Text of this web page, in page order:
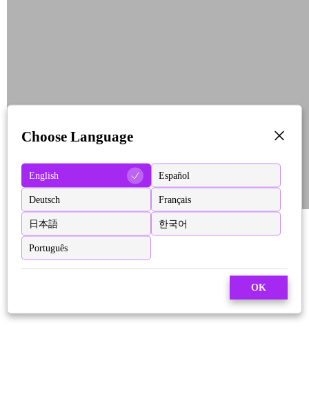
Choose Language
English Español
Deutsch Français
日本語 한국어
Português
OK